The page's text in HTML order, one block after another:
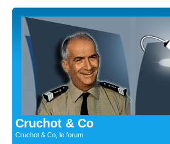
Cruchot & Co
Cruchot & Co, le forum